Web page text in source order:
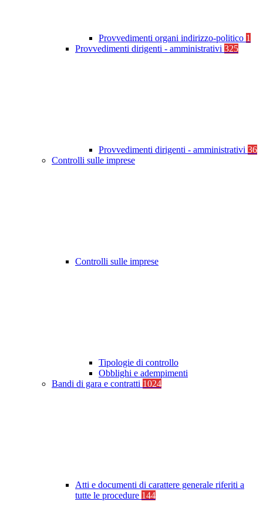
Provvedimenti organi indirizzo-politico 1
Provvedimenti dirigenti - amministrativi 325
Provvedimenti dirigenti - amministrativi 36
Controlli sulle imprese
Controlli sulle imprese
Tipologie di controllo
Obblighi e adempimenti
Bandi di gara e contratti 1024
Atti e documenti di carattere generale riferiti a
tutte le procedure 144